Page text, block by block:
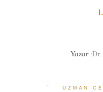
Yazar
UZMAN